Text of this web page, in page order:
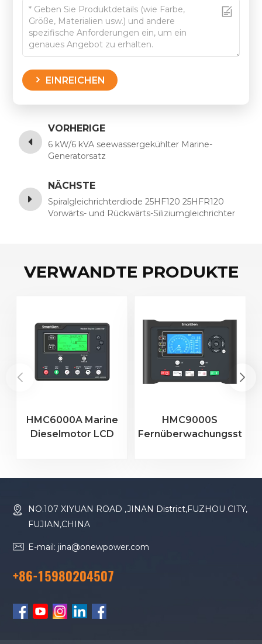
EINREICHEN
VORHERIGE
6 kW/6 kVA seewassergekühlter Marine-
Generatorsatz
NÄCHSTE
Spiralgleichrichterdiode 25HF120 25HFR120
Vorwärts- und Rückwärts-Siliziumgleichrichter
VERWANDTE PRODUKTE
HMC6000A Marine
Dieselmotor LCD
HMC6000A
HMC9000S
HMC9000S 4,3-Zoll-
RS485 + GOV-
NO.107 XIYUAN ROAD ,JINAN District,FUZHOU CITY,
FUJIAN,CHINA
E-mail: jina@onewpower.com
+86-15980204507